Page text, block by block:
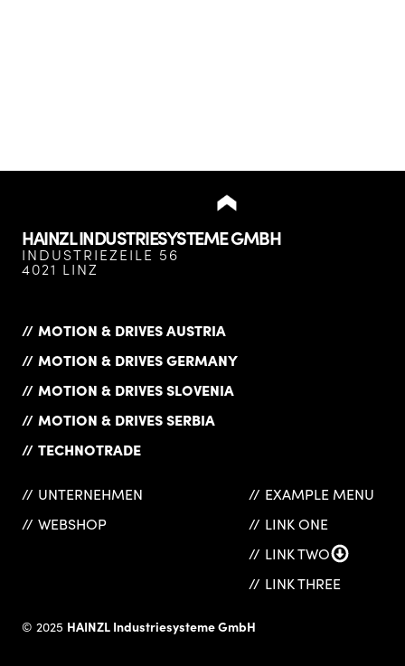
HAINZL INDUSTRIESYSTEME GMBH
INDUSTRIEZEILE 56
4021 LINZ
MOTION & DRIVES AUSTRIA
MOTION & DRIVES GERMANY
MOTION & DRIVES SLOVENIA
MOTION & DRIVES SERBIA
TECHNOTRADE
UNTERNEHMEN
WEBSHOP
EXAMPLE MENU
LINK ONE
LINK TWO
LINK THREE
© 2025 HAINZL Industriesysteme GmbH